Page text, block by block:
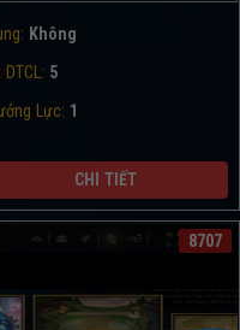
Không
DTCL: 5
Lực: 1
CHI TIẾT
8707